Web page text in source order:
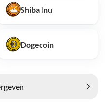
Shiba Inu
Dogecoin